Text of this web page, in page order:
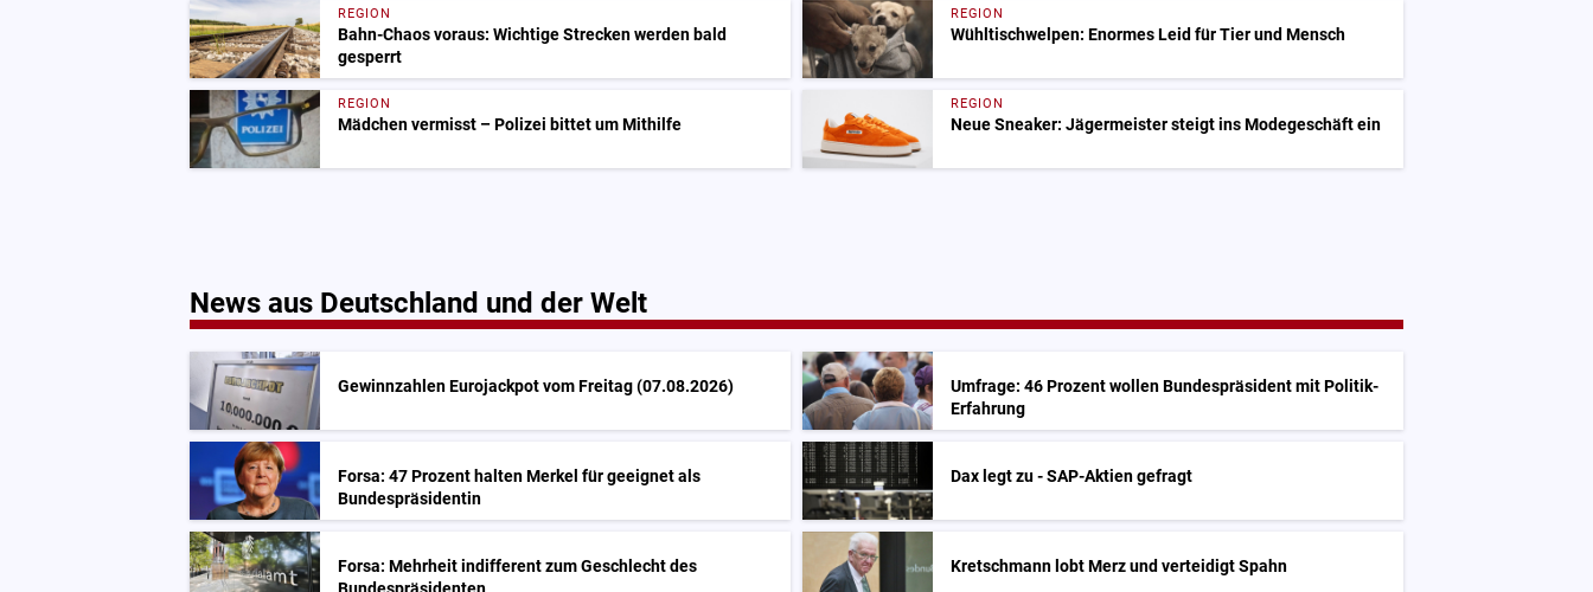
REGION
Bahn-Chaos voraus: Wichtige Strecken werden bald
gesperrt
REGION
Wühltischwelpen: Enormes Leid für Tier und Mensch
REGION
Mädchen vermisst – Polizei bittet um Mithilfe
REGION
Neue Sneaker: Jägermeister steigt ins Modegeschäft ein
News aus Deutschland und der Welt
Gewinnzahlen Eurojackpot vom Freitag (07.08.2026)
Umfrage: 46 Prozent wollen Bundespräsident mit Politik-
Erfahrung
Forsa: 47 Prozent halten Merkel für geeignet als
Bundespräsidentin
Dax legt zu - SAP-Aktien gefragt
Forsa: Mehrheit indifferent zum Geschlecht des
Kretschmann lobt Merz und verteidigt Spahn